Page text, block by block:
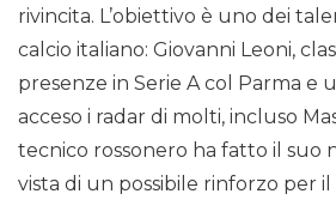
rivincita. L’obiettivo è uno dei
calcio italiano: Giovanni Leoni,
presenze in Serie A col Parma e
acceso i radar di molti, incluso
tecnico rossonero ha fatto il suo
vista di un possibile rinforzo per